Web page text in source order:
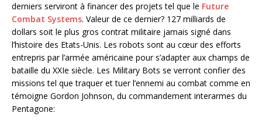
derniers serviront à financer des projets tel que le Future
Combat Systems. Valeur de ce dernier? 127 milliards de
dollars soit le plus gros contrat militaire jamais signé dans
l’histoire des Etats-Unis. Les robots sont au cœur des efforts
entrepris par l’armée américaine pour s’adapter aux champs de
bataille du XXIe siècle. Les Military Bots se verront confier des
missions tel que traquer et tuer l’ennemi au combat comme en
témoigne Gordon Johnson, du commandement interarmes du
Pentagone: